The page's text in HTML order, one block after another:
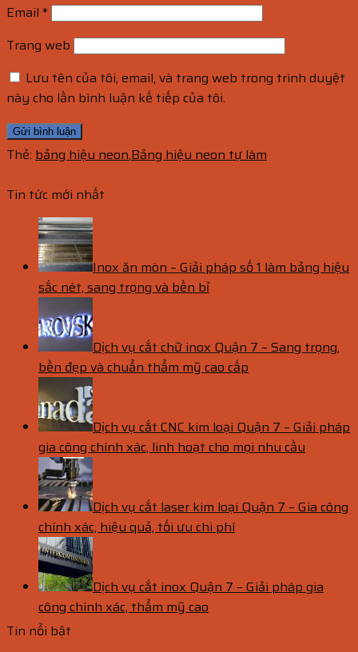
Email *
Trang web
Lưu tên của tôi, email, và trang web trong trình duyệt
này cho lần bình luận kế tiếp của tôi.
Thẻ: bảng hiệu neon,Bảng hiệu neon tự làm
Tin tức mới nhất
Inox ăn mòn – Giải pháp số 1 làm bảng hiệu
sắc nét, sang trọng và bền bỉ
Dịch vụ cắt chữ inox Quận 7 – Sang trọng,
bền đẹp và chuẩn thẩm mỹ cao cấp
Dịch vụ cắt CNC kim loại Quận 7 – Giải pháp
gia công chính xác, linh hoạt cho mọi nhu cầu
Dịch vụ cắt laser kim loại Quận 7 – Gia công
chính xác, hiệu quả, tối ưu chi phí
Dịch vụ cắt inox Quận 7 – Giải pháp gia
công chính xác, thẩm mỹ cao
Tin nổi bật